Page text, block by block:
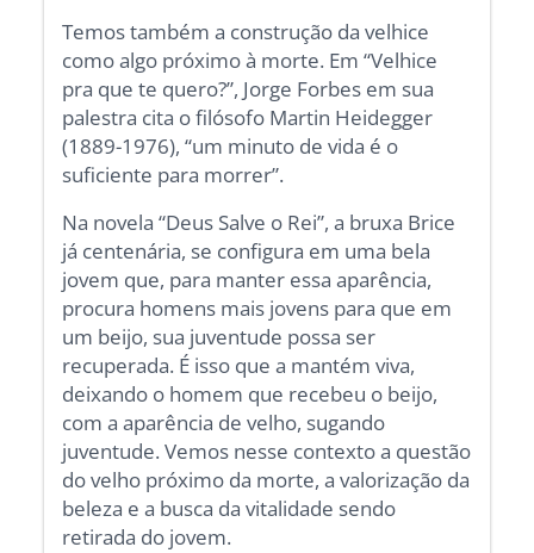
Temos também a construção da velhice
como algo próximo à morte. Em “Velhice
pra que te quero?”, Jorge Forbes em sua
palestra cita o filósofo Martin Heidegger
(1889-1976), “um minuto de vida é o
suficiente para morrer”.
Na novela “Deus Salve o Rei”, a bruxa Brice
já centenária, se configura em uma bela
jovem que, para manter essa aparência,
procura homens mais jovens para que em
um beijo, sua juventude possa ser
recuperada. É isso que a mantém viva,
deixando o homem que recebeu o beijo,
com a aparência de velho, sugando
juventude. Vemos nesse contexto a questão
do velho próximo da morte, a valorização da
beleza e a busca da vitalidade sendo
retirada do jovem.